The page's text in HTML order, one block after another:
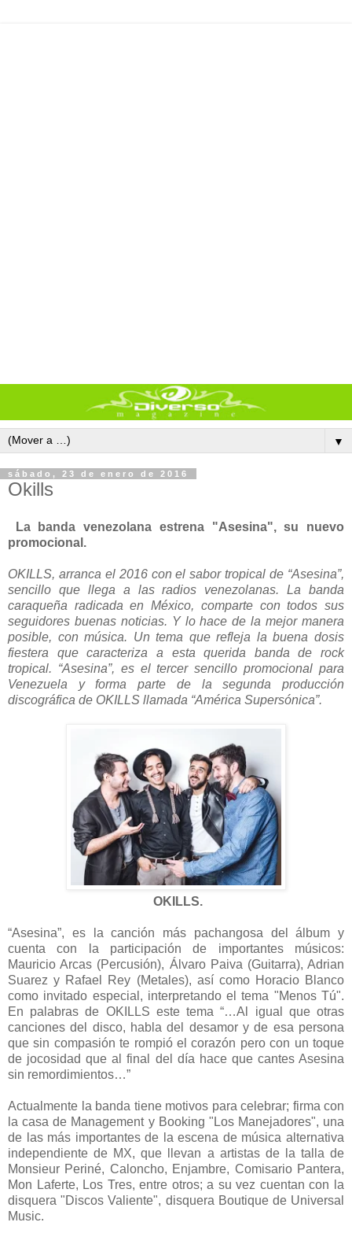
▼
sábado, 23 de enero de 2016
Okills
La banda venezolana estrena "Asesina", su nuevo
promocional.
OKILLS, arranca el 2016 con el sabor tropical de “Asesina”,
sencillo que llega a las radios venezolanas. La banda
caraqueña radicada en México, comparte con todos sus
seguidores buenas noticias. Y lo hace de la mejor manera
posible, con música. Un tema que refleja la buena dosis
fiestera que caracteriza a esta querida banda de rock
tropical. “Asesina”, es el tercer sencillo promocional para
Venezuela y forma parte de la segunda producción
discográfica de OKILLS llamada “América Supersónica”.
OKILLS.
“Asesina”, es la canción más pachangosa del álbum y
cuenta con la participación de importantes músicos:
Mauricio Arcas (Percusión), Álvaro Paiva (Guitarra), Adrian
Suarez y Rafael Rey (Metales), así como Horacio Blanco
como invitado especial, interpretando el tema "Menos Tú".
En palabras de OKILLS este tema “…Al igual que otras
canciones del disco, habla del desamor y de esa persona
que sin compasión te rompió el corazón pero con un toque
de jocosidad que al final del día hace que cantes Asesina
sin remordimientos…”
Actualmente la banda tiene motivos para celebrar; firma con
la casa de Management y Booking "Los Manejadores", una
de las más importantes de la escena de música alternativa
independiente de MX, que llevan a artistas de la talla de
Monsieur Periné, Caloncho, Enjambre, Comisario Pantera,
Mon Laferte, Los Tres, entre otros; a su vez cuentan con la
disquera "Discos Valiente", disquera Boutique de Universal
Music.